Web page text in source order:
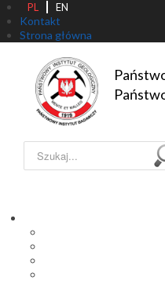
PL EN
Kontakt
Strona główna
Szukaj...